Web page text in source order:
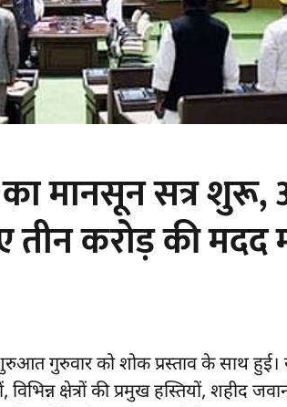
मानसून सत्र
तीन करोड़ की
गुरुवार को शोक प्रस्ताव के साथ
विभिन्न क्षेत्रों की प्रमुख हस्तियों,